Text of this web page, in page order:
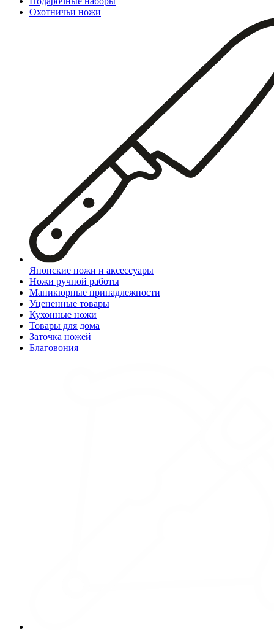
Охотничьи ножи
Японские ножи и аксессуары
Ножи ручной работы
Маникюрные принадлежности
Уцененные товары
Кухонные ножи
Товары для дома
Заточка ножей
Благовония